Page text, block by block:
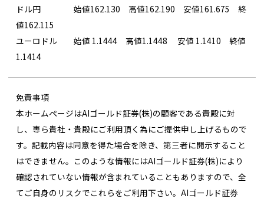
ドル円 始値162.130 高値162.190 安値161.675 終
値162.115
ユーロドル 始値 1.1444 高値1.1448 安値 1.1410 終値
1.1414
免責事項
本ホームページはAIゴールド証券(株)の顧客である貴殿に対
し、専ら貴社・貴殿にご利用頂く為にご提供申し上げるもので
す。記載内容は同意を得た場合を除き、第三者に開示すること
はできません。このような情報にはAIゴールド証券(株)により
確認されていない情報が含まれていることもありますので、全
てご自身のリスクでこれらをご利用下さい。AIゴールド証券